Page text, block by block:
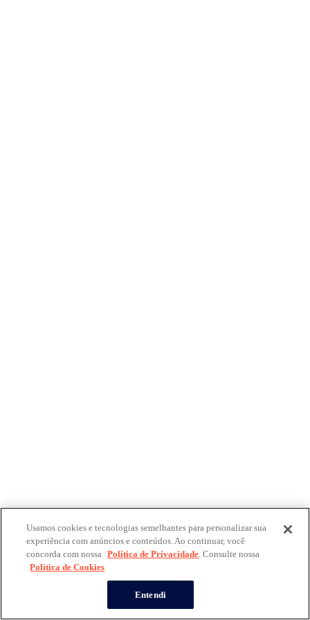
Usamos cookies e tecnologias semelhantes para personalizar sua
experiência com anúncios e conteúdos. Ao continuar, você
concorda com nossa Política de Privacidade. Consulte nossa
Política de Cookies
Entendi